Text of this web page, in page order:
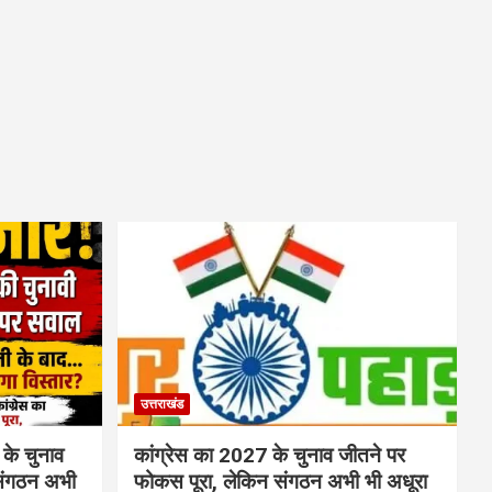
के चुनाव
अभी
उत्तराखंड
कांग्रेस का 2027 के चुनाव जीतने पर
फोकस पूरा, लेकिन संगठन अभी भी अधूरा